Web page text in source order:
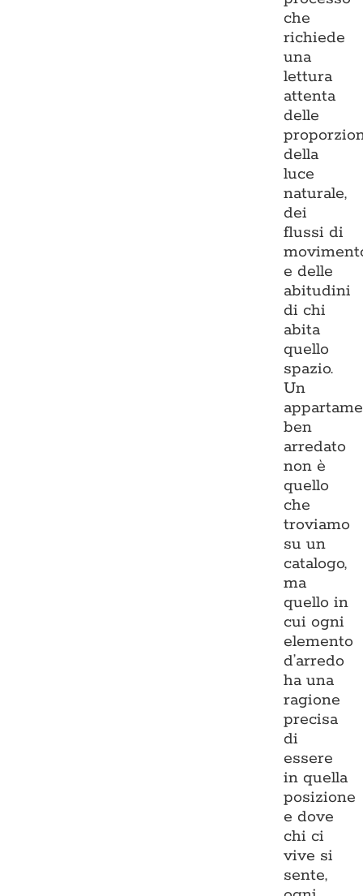
che
richiede
una
lettura
attenta
delle
della
luce
naturale,
dei
flussi di
e delle
abitudini
di chi
abita
quello
spazio.
Un
ben
arredato
non è
quello
che
troviamo
su un
catalogo,
ma
quello in
cui ogni
elemento
d’arredo
ha una
ragione
precisa
di
essere
in quella
posizione
e dove
chi ci
vive si
sente,